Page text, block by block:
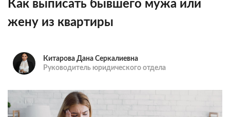
Как выписать бывшего мужа или
жену из квартиры
Китарова Дана Серкалиевна
Руководитель юридического отдела